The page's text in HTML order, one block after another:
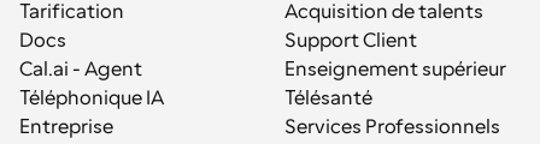
Tarification
Docs
Cal.ai - Agent
Téléphonique IA
Entreprise
Acquisition de talents
Support Client
Enseignement supérieur
Télésanté
Services Professionnels